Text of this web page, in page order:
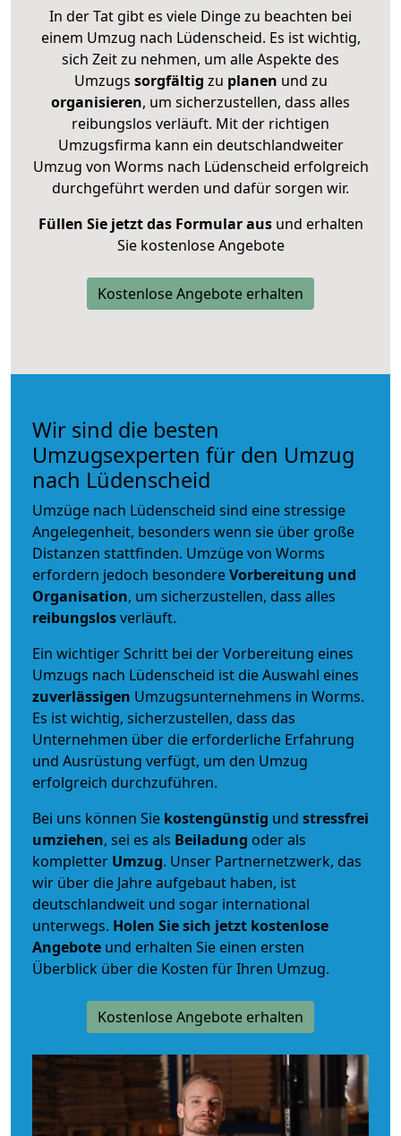
In der Tat gibt es viele Dinge zu beachten bei
einem Umzug nach Lüdenscheid. Es ist wichtig,
sich Zeit zu nehmen, um alle Aspekte des
Umzugs sorgfältig zu planen und zu
organisieren, um sicherzustellen, dass alles
reibungslos verläuft. Mit der richtigen
Umzugsfirma kann ein deutschlandweiter
Umzug von Worms nach Lüdenscheid erfolgreich
durchgeführt werden und dafür sorgen wir.
Füllen Sie jetzt das Formular ausund erhalten
Sie kostenlose Angebote
Kostenlose Angebote erhalten
Wir sind die besten
Umzugsexperten für den Umzug
nach Lüdenscheid
Umzüge nach Lüdenscheid sind eine stressige
Angelegenheit, besonders wenn sie über große
Distanzen stattfinden. Umzüge von Worms
erfordern jedoch besondereVorbereitung und
Organisation, um sicherzustellen, dass alles
reibungslosverläuft.
Ein wichtiger Schritt bei der Vorbereitung eines
Umzugs nach Lüdenscheid ist die Auswahl eines
zuverlässigen Umzugsunternehmens in Worms.
Es ist wichtig, sicherzustellen, dass das
Unternehmen über die erforderliche Erfahrung
und Ausrüstung verfügt, um den Umzug
erfolgreich durchzuführen.
Bei uns können Sie kostengünstig und stressfrei
umziehen, sei es als Beiladung oder als
kompletter Umzug. Unser Partnernetzwerk, das
wir über die Jahre aufgebaut haben, ist
deutschlandweit und sogar international
unterwegs. Holen Sie sich jetzt kostenlose
Angebote und erhalten Sie einen ersten
Überblick über die Kosten für Ihren Umzug.
Kostenlose Angebote erhalten